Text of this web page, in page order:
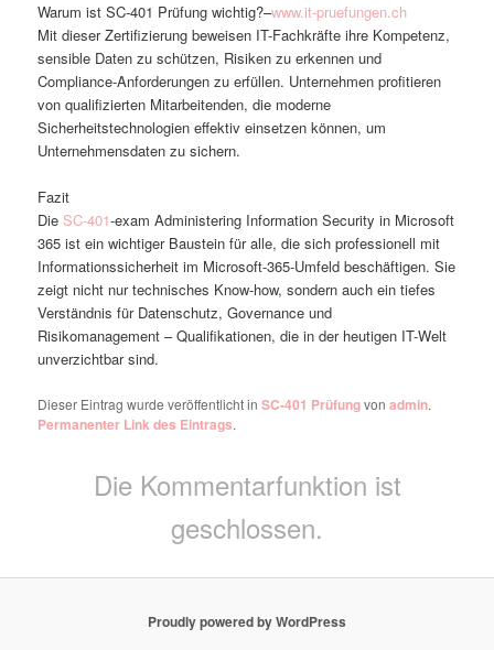
Warum ist SC-401 Prüfung wichtig?–www.it-pruefungen.ch
Mit dieser Zertifizierung beweisen IT-Fachkräfte ihre Kompetenz,
sensible Daten zu schützen, Risiken zu erkennen und
Compliance-Anforderungen zu erfüllen. Unternehmen profitieren
von qualifizierten Mitarbeitenden, die moderne
Sicherheitstechnologien effektiv einsetzen können, um
Unternehmensdaten zu sichern.
Fazit
Die SC-401-exam Administering Information Security in Microsoft
365 ist ein wichtiger Baustein für alle, die sich professionell mit
Informationssicherheit im Microsoft-365-Umfeld beschäftigen. Sie
zeigt nicht nur technisches Know-how, sondern auch ein tiefes
Verständnis für Datenschutz, Governance und
Risikomanagement – Qualifikationen, die in der heutigen IT-Welt
unverzichtbar sind.
Dieser Eintrag wurde veröffentlicht inSC-401 Prüfungvonadmin.
Permanenter Link des Eintrags.
Die Kommentarfunktion ist
geschlossen.
Proudly powered by WordPress